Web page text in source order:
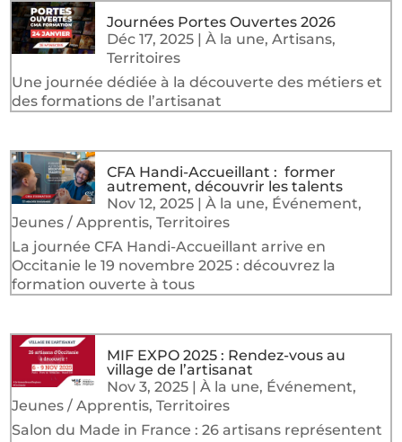
Journées Portes Ouvertes 2026
Déc 17, 2025| À la une, Artisans,
Territoires
Une journée dédiée à la découverte des métiers et
des formations de l’artisanat
CFA Handi-Accueillant : former
autrement, découvrir les talents
Nov 12, 2025| À la une, Événement,
Jeunes / Apprentis,Territoires
La journée CFA Handi-Accueillant arrive en
Occitanie le 19 novembre 2025 : découvrez la
formation ouverte à tous
MIF EXPO 2025 : Rendez-vous au
village de l’artisanat
Nov 3, 2025| À la une, Événement,
Jeunes / Apprentis,Territoires
Salon du Made in France : 26 artisans représentent